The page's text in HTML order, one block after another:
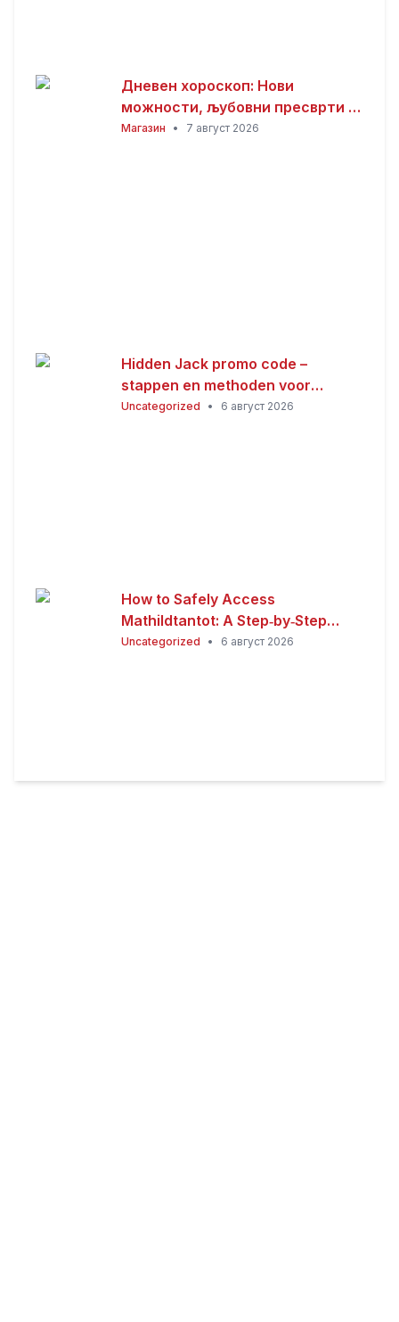
Дневен хороскоп: Нови
можности, љубовни пресврти и
совети за здравјето за сите
Магазин • 7 август 2026
Hidden Jack promo code –
stappen en methoden voor
Nederlandse spelers
Uncategorized • 6 август 2026
How to Safely Access
Mathildtantot: A Step‑by‑Step
Premium Guide
Uncategorized • 6 август 2026